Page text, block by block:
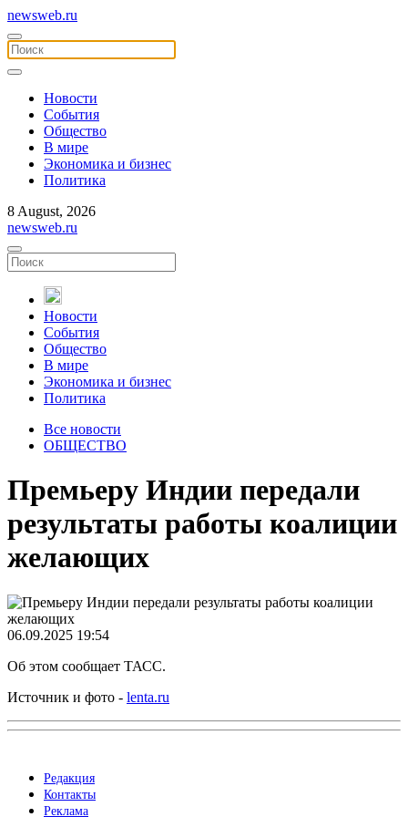
newsweb.ru
Новости
События
Общество
В мире
Экономика и бизнес
Политика
8 August, 2026
newsweb.ru
Новости
События
Общество
В мире
Экономика и бизнес
Политика
Все новости
ОБЩЕСТВО
Премьеру Индии передали
результаты работы коалиции
желающих
06.09.2025 19:54
Об этом сообщает ТАСС.
Источник и фото - lenta.ru
Редакция
Контакты
Реклама